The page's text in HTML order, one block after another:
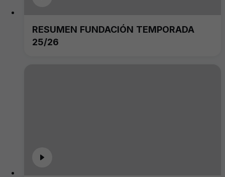
RESUMEN FUNDACIÓN TEMPORADA
25/26